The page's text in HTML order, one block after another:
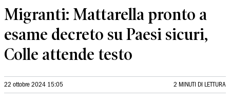
Migranti: Mattarella pronto a
esame decreto su Paesi sicuri,
Colle attende testo
22 ottobre 2024 15:05 2 MINUTI DI LETTURA